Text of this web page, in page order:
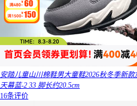
安踏儿童山川棉鞋男大童鞋2026秋冬季新
天幕蓝-2 33 脚长约20.5cm
16条评价